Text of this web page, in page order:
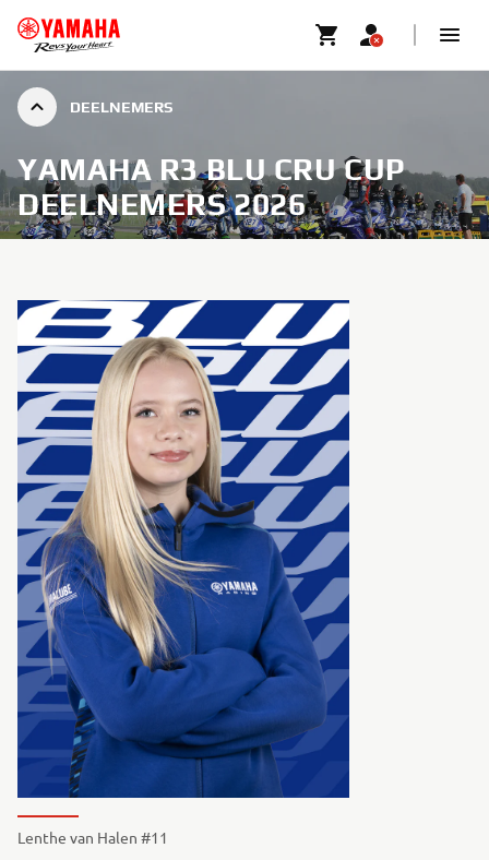
DEELNEMERS
YAMAHA R3 BLU CRU CUP
DEELNEMERS 2026
Lenthe van Halen #11